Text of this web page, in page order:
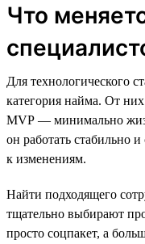
Что
Для технологического
категория найма. От
MVP — минимально
он работать стабильно
к изменениям.
Найти подходящего
тщательно выбирают
просто соцпакет, а